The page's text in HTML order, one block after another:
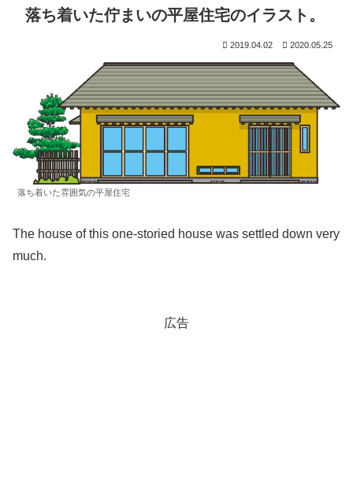
落ち着いた佇まいの平屋住宅のイラスト。
2019.04.02 2020.05.25
落ち着いた雰囲気の平屋住宅
The house of this one-storied house was settled down very
much.
広告